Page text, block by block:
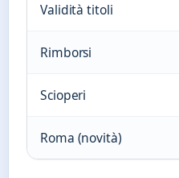
Validità titoli
Rimborsi
Scioperi
Roma (novità)